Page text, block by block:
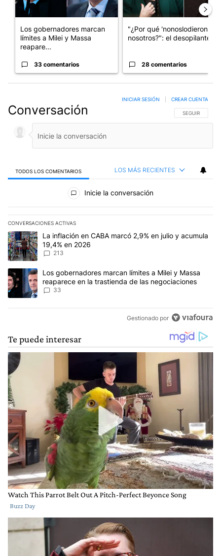
Los gobernadores marcan
límites a Milei y Massa
reapare...
33 comentarios
"¿Por qué 'nonoslodieron' a
nosotros?": el desopilante ...
28 comentarios
Conversación SIGA ESTA
SEGUIR
INICIAR SESIÓN CREAR CUENTA
TODOS LOS COMENTARIOS LOS MÁS RECIENTES
Todos los comentarios
Inicie la conversación
CONVERSACIONES ACTIVAS
Este listado muestra los artículos con más comentarios en los
Un artículo de tendencia con el título "La inflación en CABA
La inflación en CABA marcó 2,9% en julio y acumula
19,4% en 2026
213
Un artículo de tendencia con el título "Los gobernadores
Los gobernadores marcan límites a Milei y Massa
reaparece en la trastienda de las negociaciones
33
Gestionado por